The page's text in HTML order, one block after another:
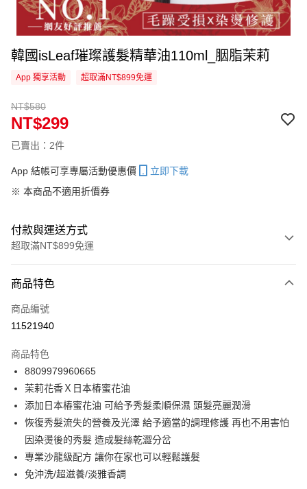
韓國isLeaf璀璨護髮精華油110ml_胭脂茉莉
App 獨享活動 超取滿NT$899免運
NT$580
NT$299
已賣出：2件
App 結帳可享專屬活動優惠價
立即下載
※ 本商品不適用折價券
付款與運送方式
超取滿NT$899免運
信用卡一次付款
信用卡分期付款
合作金庫商業銀行
華南商業銀行
上海商業儲蓄銀行
國泰世華商業銀行
兆豐國際商業銀行
臺灣中小企業銀行
台中商業銀行
匯豐（台灣）商業銀行
華泰商業銀行
聯邦商業銀行
遠東國際商業銀行
元大商業銀行
永豐商業銀行
玉山商業銀行
LINE Pay
Apple Pay
街口支付
商品特色
商品編號
11521940
商品特色
8809979960665
茉莉花香Ｘ日本樁蜜花油
添加日本樁蜜花油 可給予秀髮柔順保濕 頭髮亮麗潤滑
恢復秀髮流失的營養及光澤 給予適當的調理修護 再也不用害怕
因染燙後的秀髮 造成髮絲乾澀分岔
專業沙龍級配方 讓你在家也可以輕鬆護髮
免沖洗/超滋養/淡雅香調